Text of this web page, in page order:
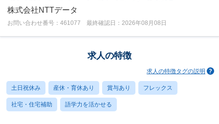
株式会社NTTデータ
お問い合わせ番号：461077 最終確認日：2026年08月08日
求人の特徴
求人の特徴タグの説明
土日祝休み 産休・育休あり 賞与あり フレックス
社宅・住宅補助 語学力を活かせる